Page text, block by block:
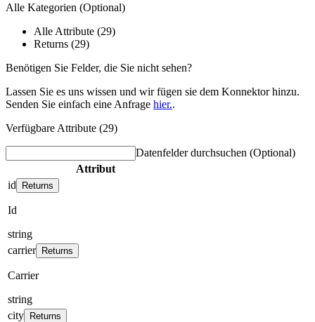
Alle Kategorien (Optional)
Alle Attribute (29)
Returns (29)
Benötigen Sie Felder, die Sie nicht sehen?
Lassen Sie es uns wissen und wir fügen sie dem Konnektor hinzu.
Senden Sie einfach eine Anfrage hier..
Verfügbare Attribute (29)
Datenfelder durchsuchen (Optional)
Attribut
id
Returns
Id
string
carrier
Returns
Carrier
string
city
Returns